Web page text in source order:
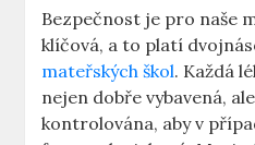
Bezpečnost je pro naše
klíčová, a to platí
mateřských škol. Každá
nejen dobře vybavená,
kontrolována, aby v